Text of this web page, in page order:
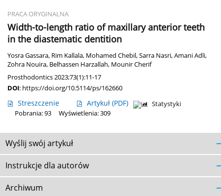
PRACA ORYGINALNA
Width-to-length ratio of maxillary anterior teeth
in the diastematic dentition
Yosra Gassara, Rim Kallala, Mohamed Chebil,Sarra Nasri,Amani Adli,
Zohra Nouira, Belhassen Harzallah, Mounir Cherif
Prosthodontics 2023;73(1):11-17
DOI: https://doi.org/10.5114/ps/162660
Streszczenie Artykuł (PDF)
Statystyki
Pobrania: 93
Wyświetlenia: 309
Wyślij swój artykuł
Instrukcje dla autorów
Archiwum